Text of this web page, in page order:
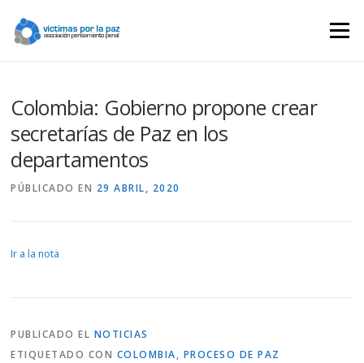
contenido
Menú
Colombia: Gobierno propone crear
secretarías de Paz en los
departamentos
PÚBLICADO EN 29 ABRIL, 2020
Ir a la nota
PUBLICADO EL NOTICIAS
ETIQUETADO CON COLOMBIA, PROCESO DE PAZ